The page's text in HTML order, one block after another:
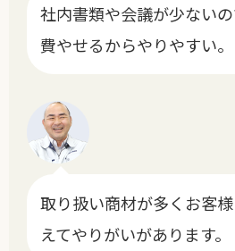
社内書類や会議が少ないの
費やせるからやりやすい。
取り扱い商材が多くお客
えてやりがいがあります。